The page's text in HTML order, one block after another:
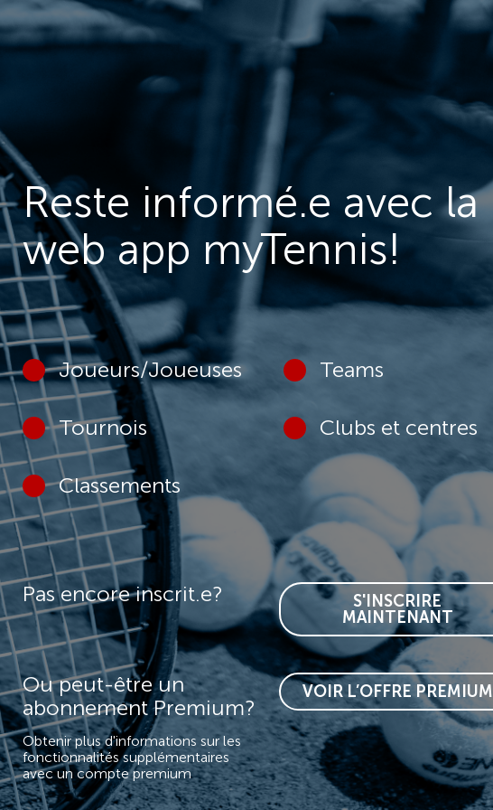
Reste informé.e avec la
web app myTennis!
Joueurs/Joueuses Teams
Tournois Clubs et centres
Classements
Pas encore inscrit.e?
S'INSCRIRE
MAINTENANT
Ou peut-être un
abonnement Premium?
Obtenir plus d'informations sur les
fonctionnalités supplémentaires
avec un compte premium
VOIR L’OFFRE PREMIUM